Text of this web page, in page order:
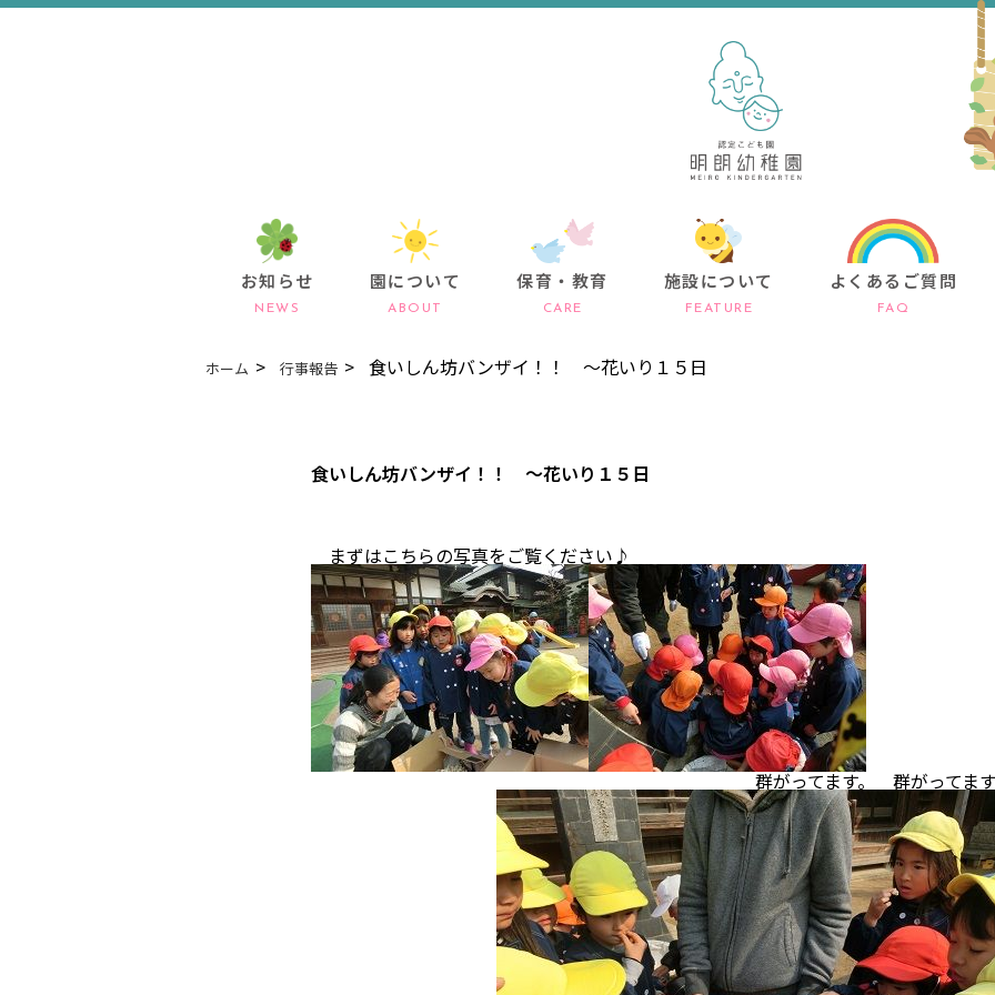
お知らせ
NEWS
園について
ABOUT
保育・教育
CARE
施設について
FEATURE
よくあるご質問
FAQ
ホーム 行事報告 食いしん坊バンザイ！！ ～花いり１５日
食いしん坊バンザイ！！ ～花いり１５日
まずはこちらの写真をご覧ください♪
群がってます。 群がってます